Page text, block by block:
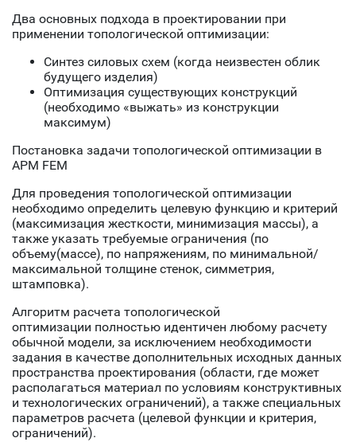
Два основных подхода в проектировании при
применении топологической оптимизации:
Синтез силовых схем (когда неизвестен облик
будущего изделия)
Оптимизация существующих конструкций
(необходимо «выжать» из конструкции
максимум)
Постановка задачи топологической оптимизации в
APM FEM
Для проведения топологической оптимизации
необходимо определить целевую функцию и критерий
(максимизация жесткости, минимизация массы), а
также указать требуемые ограничения (по
объему(массе), по напряжениям, по минимальной/
максимальной толщине стенок, симметрия,
штамповка).
Алгоритм расчета топологической
оптимизации полностью идентичен любому расчету
обычной модели, за исключением необходимости
задания в качестве дополнительных исходных данных
пространства проектирования (области, где может
располагаться материал по условиям конструктивных
и технологических ограничений), а также специальных
параметров расчета (целевой функции и критерия,
ограничений).